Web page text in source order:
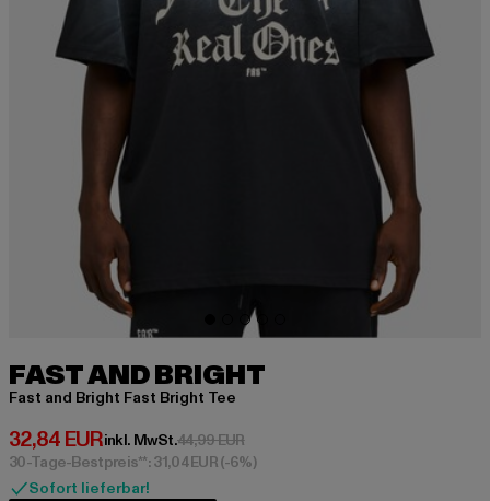
FAST AND BRIGHT
Fast and Bright Fast Bright Tee
32,84 EUR
Derzeitiger Preis: 32,84 EUR
inkl. MwSt.44,99 EURAktionspreis: 44,99 EUR
30-Tage-Bestpreis**: 31,04 EUR(-6%)
Sofort lieferbar!